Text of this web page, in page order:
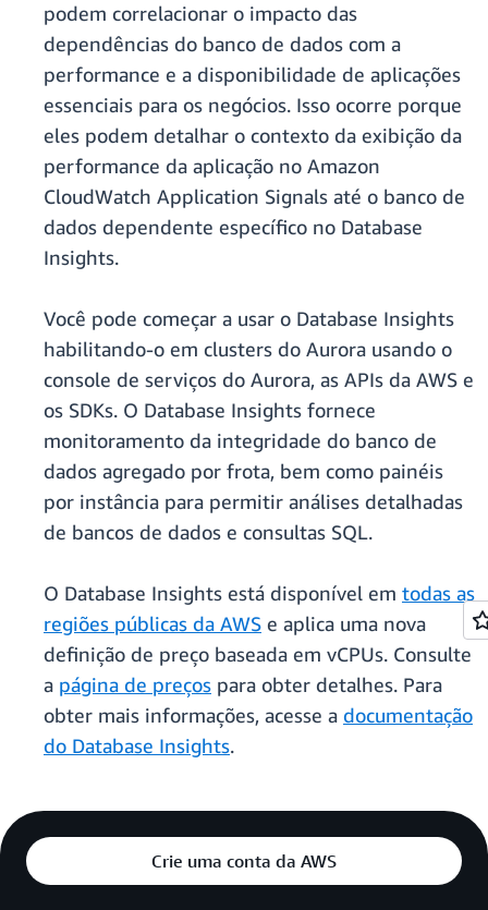
podem correlacionar o impacto das
dependências do banco de dados com a
performance e a disponibilidade de aplicações
essenciais para os negócios. Isso ocorre porque
eles podem detalhar o contexto da exibição da
performance da aplicação no Amazon
CloudWatch Application Signals até o banco de
dados dependente específico no Database
Insights.
Você pode começar a usar o Database Insights
habilitando-o em clusters do Aurora usando o
console de serviços do Aurora, as APIs da AWS e
os SDKs. O Database Insights fornece
monitoramento da integridade do banco de
dados agregado por frota, bem como painéis
por instância para permitir análises detalhadas
de bancos de dados e consultas SQL.
O Database Insights está disponível em todas as
regiões públicas da AWS e aplica uma nova
definição de preço baseada em vCPUs. Consulte
a página de preços para obter detalhes. Para
obter mais informações, acesse a documentação
do Database Insights.
Crie uma conta da AWS